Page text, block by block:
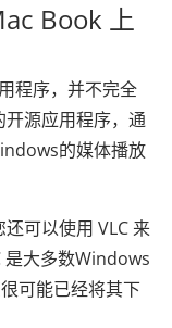
Book 上
程序，并不完全
开源应用程序，通
的媒体播放
可以使用 VLC 来
是大多数Windows
可能已经将其下